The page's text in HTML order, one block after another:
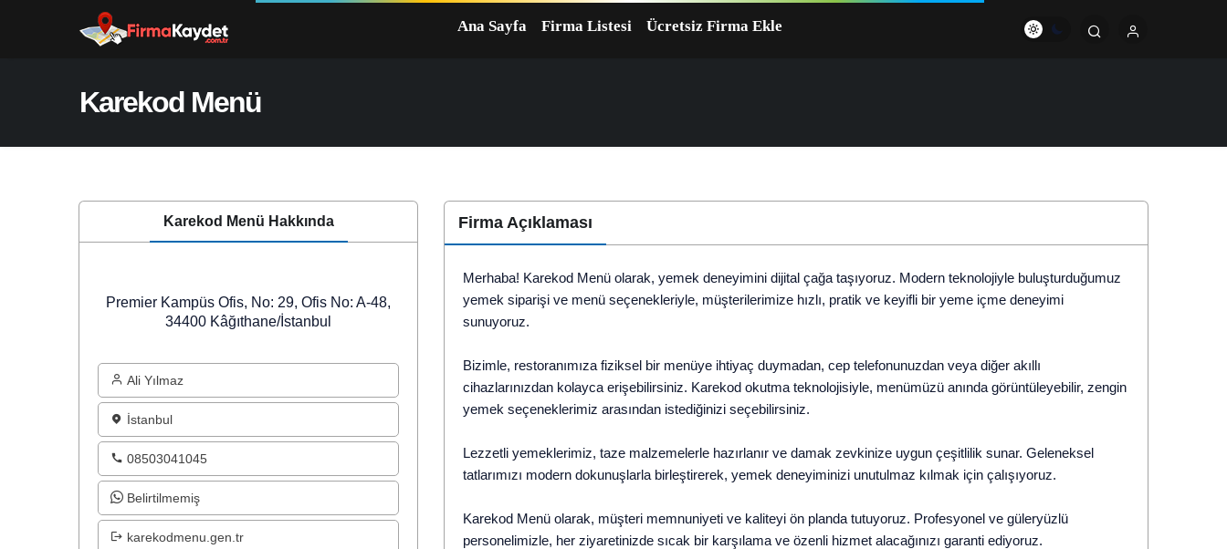
Ana Sayfa Firma Listesi Ücretsiz Firma Ekle
Karekod Menü
Karekod Menü Hakkında
Premier Kampüs Ofis, No: 29, Ofis No: A-48,
34400 Kâğıthane/İstanbul
Ali Yılmaz
İstanbul
08503041045
Belirtilmemiş
karekodmenu.gen.tr
Firma Açıklaması
Merhaba! Karekod Menü olarak, yemek deneyimini dijital çağa taşıyoruz. Modern teknolojiyle buluşturduğumuz
yemek siparişi ve menü seçenekleriyle, müşterilerimize hızlı, pratik ve keyifli bir yeme içme deneyimi
sunuyoruz.
Bizimle, restoranımıza fiziksel bir menüye ihtiyaç duymadan, cep telefonunuzdan veya diğer akıllı
cihazlarınızdan kolayca erişebilirsiniz. Karekod okutma teknolojisiyle, menümüzü anında görüntüleyebilir, zengin
yemek seçeneklerimiz arasından istediğinizi seçebilirsiniz.
Lezzetli yemeklerimiz, taze malzemelerle hazırlanır ve damak zevkinize uygun çeşitlilik sunar. Geleneksel
tatlarımızı modern dokunuşlarla birleştirerek, yemek deneyiminizi unutulmaz kılmak için çalışıyoruz.
Karekod Menü olarak, müşteri memnuniyeti ve kaliteyi ön planda tutuyoruz. Profesyonel ve güleryüzlü
personelimizle, her ziyaretinizde sıcak bir karşılama ve özenli hizmet alacağınızı garanti ediyoruz.